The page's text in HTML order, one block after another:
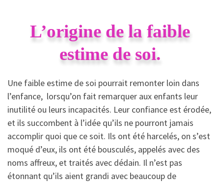
L’origine de la faible
estime de soi.
Une faible estime de soi pourrait remonter loin dans
l’enfance, lorsqu’on fait remarquer aux enfants leur
inutilité ou leurs incapacités. Leur confiance est érodée,
et ils succombent à l’idée qu’ils ne pourront jamais
accomplir quoi que ce soit. Ils ont été harcelés, on s’est
moqué d’eux, ils ont été bousculés, appelés avec des
noms affreux, et traités avec dédain. Il n’est pas
étonnant qu’ils aient grandi avec beaucoup de